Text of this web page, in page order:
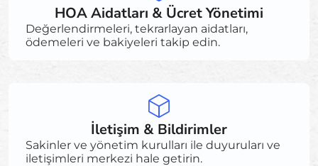
HOA Aidatları & Ücret Yönetimi
Değerlendirmeleri, tekrarlayan aidatları,
ödemeleri ve bakiyeleri takip edin.
İletişim & Bildirimler
Sakinler ve yönetim kurulları ile duyuruları ve
iletişimleri merkezi hale getirin.